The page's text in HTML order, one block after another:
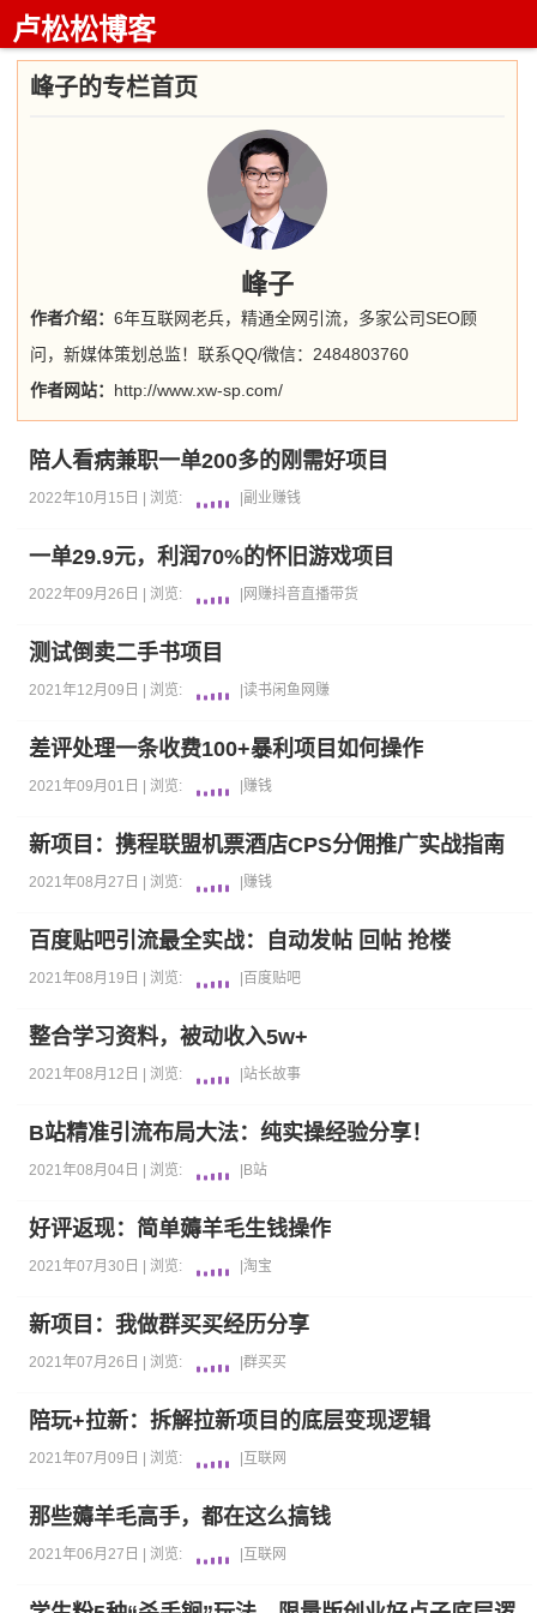
卢松松博客
峰子的专栏首页
峰子
作者介绍：6年互联网老兵，精通全网引流，多家公司SEO顾
问，新媒体策划总监！联系QQ/微信：2484803760
作者网站： http://www.xw-sp.com/
陪人看病兼职一单200多的刚需好项目
2022年10月15日 | 浏览: 副业赚钱
一单29.9元，利润70%的怀旧游戏项目
2022年09月26日 | 浏览: 网赚抖音直播带货
测试倒卖二手书项目
2021年12月09日 | 浏览: |读书闲鱼 网赚
差评处理一条收费100+暴利项目如何操作
2021年09月01日 | 浏览: 赚钱
新项目：携程联盟机票酒店CPS分佣推广实战指南
2021年08月27日 | 浏览: 赚钱
百度贴吧引流最全实战：自动发帖 回帖 抢楼
2021年08月19日 | 浏览: 百度贴吧
整合学习资料，被动收入5w+
2021年08月12日 | 浏览: |站长故事
B站精准引流布局大法：纯实操经验分享！
2021年08月04日 | 浏览: B站
好评返现：简单薅羊毛生钱操作
2021年07月30日 | 浏览: |淘宝
新项目：我做群买买经历分享
2021年07月26日 | 浏览: |群买买
陪玩+拉新：拆解拉新项目的底层变现逻辑
2021年07月09日 | 浏览: 互联网
那些薅羊毛高手，都在这么搞钱
2021年06月27日 | 浏览: 互联网